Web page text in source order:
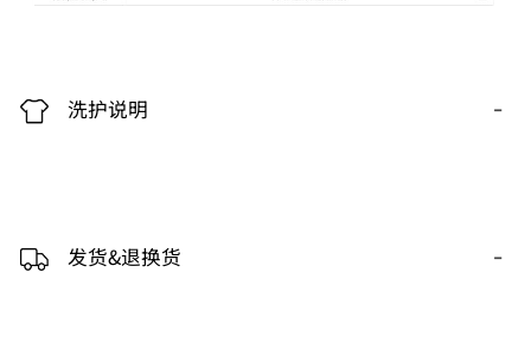
洗护说明 -
发货&退换货 -